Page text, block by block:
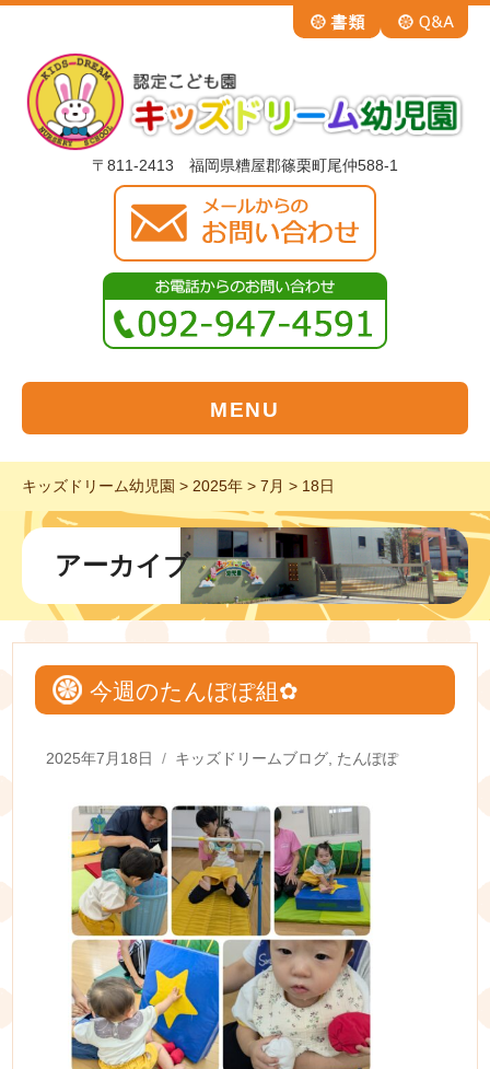
〒811-2413 福岡県糟屋郡篠栗町尾仲588-1
MENU
キッズドリーム幼児園 > 2025年 > 7月 > 18日
アーカイブ
今週のたんぽぽ組✿
Posted
2025年7月18日 Categories
キッズドリームブログ, たんぽぽ